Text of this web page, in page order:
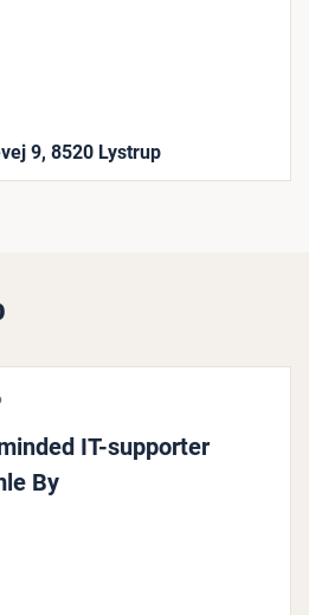
9, 8520 Lystrup
IT-supporter
By